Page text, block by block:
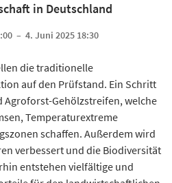
in Deutschland
– 4. Juni 2025 18:30
die traditionelle
auf den Prüfstand. Ein Schritt
Agroforst-Gehölzstreifen, welche
Temperaturextreme
schaffen. Außerdem wird
verbessert und die Biodiversität
entstehen vielfältige und